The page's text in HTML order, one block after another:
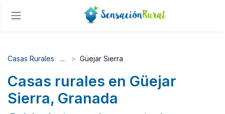
Casas Rurales Güejar Sierra
Casas rurales en Güejar
Sierra, Granada